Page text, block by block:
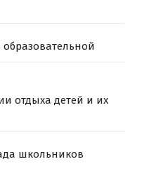
отдыха детей и их
школьников